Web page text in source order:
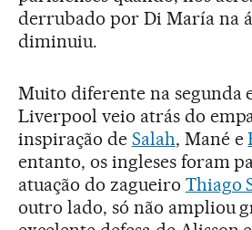
derrubado por Di María na
diminuiu.
Muito diferente na segunda
Liverpool veio atrás do
inspiração de Salah, Mané e
entanto, os ingleses foram
atuação do zagueiro Thiago
outro lado, só não ampliou